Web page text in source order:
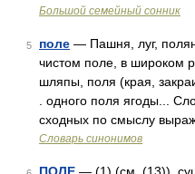
Большой семейный сонник
5 поле — Пашня, луг,
чистом поле, в широком
шляпы, поля (края,
. одного поля ягоды...
сходных по смыслу
Словарь синонимов